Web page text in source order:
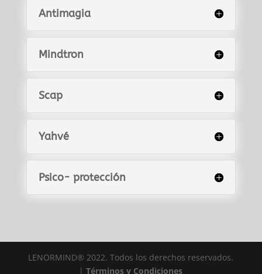
Antimagia
Mindtron
Scap
Yahvé
Psico- protección
LENORMIND®️ 2022. Todos los derechos reservados.
|Términos y Condiciones